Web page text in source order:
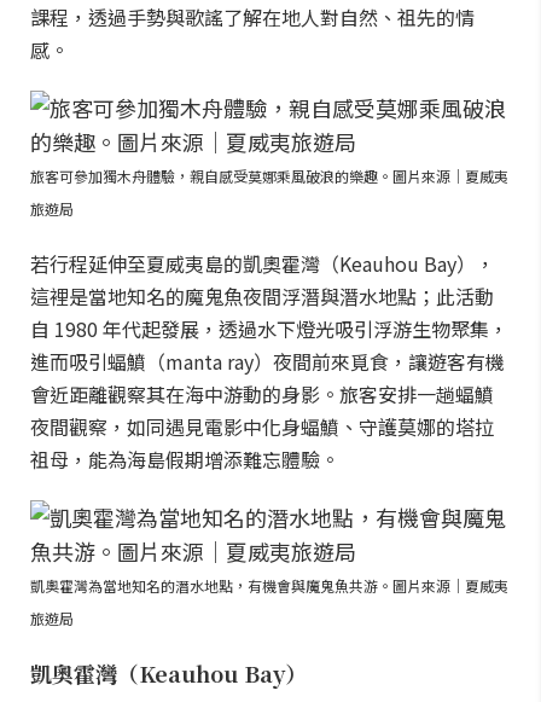
課程，透過手勢與歌謠了解在地人對自然、祖先的情
感。
旅客可參加獨木舟體驗，親自感受莫娜乘風破浪的樂趣。圖片來源｜夏威夷
旅遊局
若行程延伸至夏威夷島的凱奧霍灣（Keauhou Bay），
這裡是當地知名的魔鬼魚夜間浮潛與潛水地點；此活動
自 1980 年代起發展，透過水下燈光吸引浮游生物聚集，
進而吸引蝠鱝（manta ray）夜間前來覓食，讓遊客有機
會近距離觀察其在海中游動的身影。旅客安排一趟蝠鱝
夜間觀察，如同遇見電影中化身蝠鱝、守護莫娜的塔拉
祖母，能為海島假期增添難忘體驗。
凱奧霍灣為當地知名的潛水地點，有機會與魔鬼魚共游。圖片來源｜夏威夷
旅遊局
凱奧霍灣（Keauhou Bay）